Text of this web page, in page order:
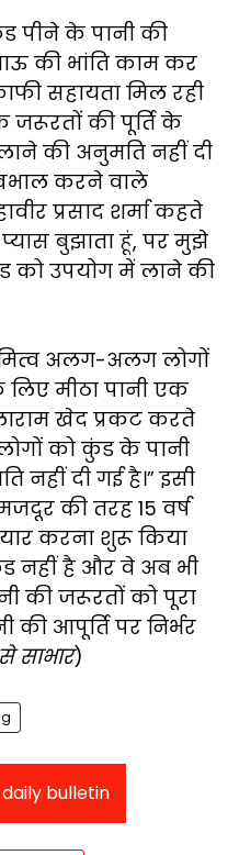
पीने के पानी की
की भांति काम कर
सहायता मिल रही
जरूरतों की पूर्ति के
की अनुमति नहीं दी
करने वाले
प्रसाद शर्मा कहते
बुझाता हूं, पर मुझे
को उपयोग में लाने की
अलग-अलग लोगों
मीठा पानी एक
खेद प्रकट करते
को कुंड के पानी
नहीं दी गई है।” इसी
की तरह 15 वर्ष
करना शुरू किया
नहीं है और वे अब भी
की जरूरतों को पूरा
आपूर्ति पर निर्भर
साभार)
bulletin